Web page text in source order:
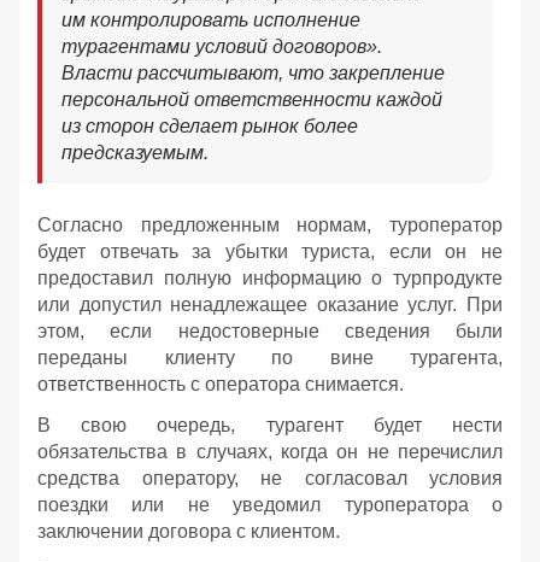
им контролировать исполнение
турагентами условий договоров».
Власти рассчитывают, что закрепление
персональной ответственности каждой
из сторон сделает рынок более
предсказуемым.
Согласно предложенным нормам, туроператор
будет отвечать за убытки туриста, если он не
предоставил полную информацию о турпродукте
или допустил ненадлежащее оказание услуг. При
этом, если недостоверные сведения были
переданы клиенту по вине турагента,
ответственность с оператора снимается.
В свою очередь, турагент будет нести
обязательства в случаях, когда он не перечислил
средства оператору, не согласовал условия
поездки или не уведомил туроператора о
заключении договора с клиентом.